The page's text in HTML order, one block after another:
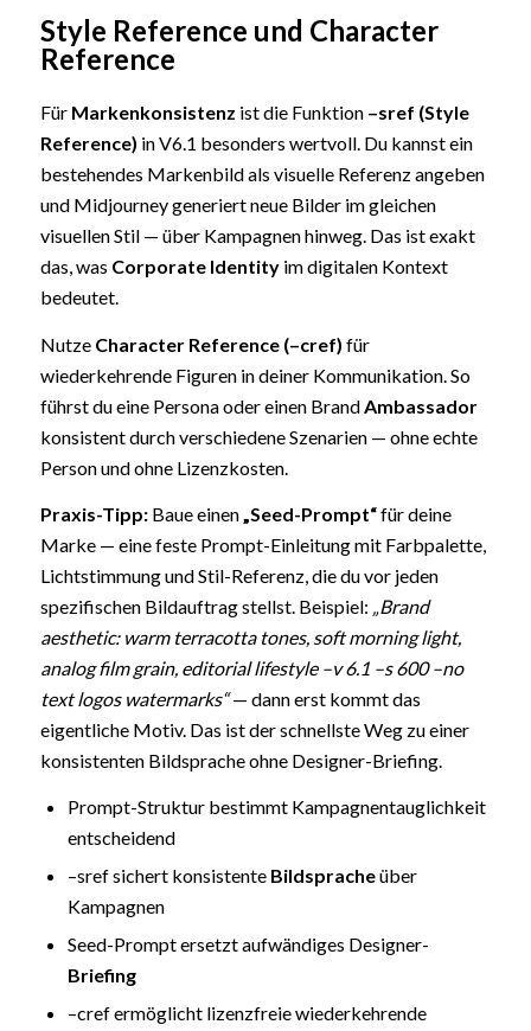
Style Reference und Character
Reference
Für Markenkonsistenz ist die Funktion –sref (Style
Reference) in V6.1 besonders wertvoll. Du kannst ein
bestehendes Markenbild als visuelle Referenz angeben
und Midjourney generiert neue Bilder im gleichen
visuellen Stil — über Kampagnen hinweg. Das ist exakt
das, was Corporate Identityim digitalen Kontext
bedeutet.
Nutze Character Reference (–cref) für
wiederkehrende Figuren in deiner Kommunikation. So
führst du eine Persona oder einen Brand Ambassador
konsistent durch verschiedene Szenarien — ohne echte
Person und ohne Lizenzkosten.
Praxis-Tipp:Baue einen„Seed-Prompt“für deine
Marke — eine feste Prompt-Einleitung mit Farbpalette,
Lichtstimmung und Stil-Referenz, die du vor jeden
spezifischen Bildauftrag stellst. Beispiel: „Brand
aesthetic: warm terracotta tones, soft morning light,
analog film grain, editorial lifestyle –v 6.1 –s 600 –no
text logos watermarks“— dann erst kommt das
eigentliche Motiv. Das ist der schnellste Weg zu einer
konsistenten Bildsprache ohne Designer-Briefing.
Prompt-Struktur bestimmt Kampagnentauglichkeit
entscheidend
–sref sichert konsistente Bildspracheüber
Kampagnen
Seed-Prompt ersetzt aufwändiges Designer-
Briefing
–cref ermöglicht lizenzfreie wiederkehrende